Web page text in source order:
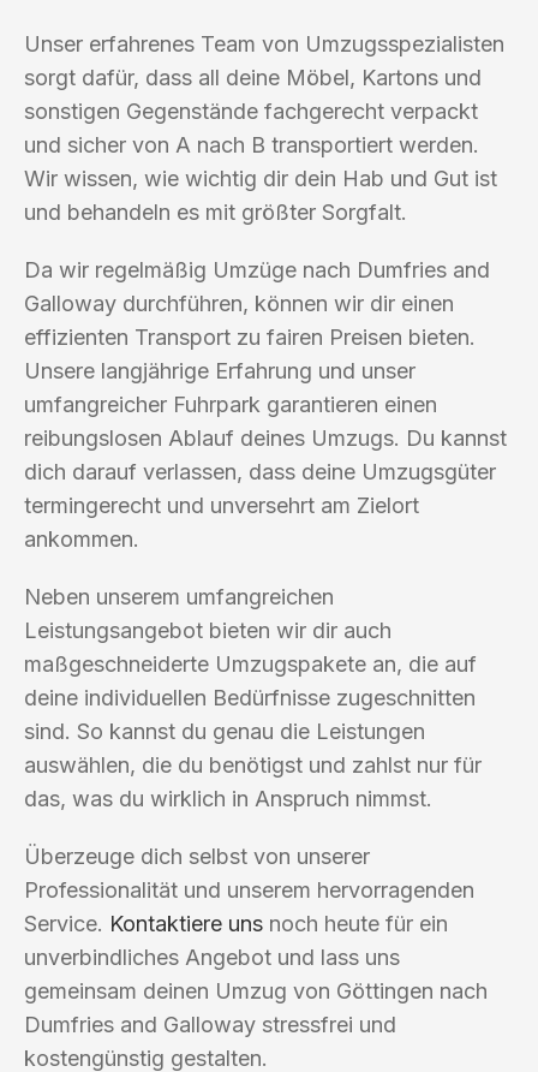
Unser erfahrenes Team von Umzugsspezialisten
sorgt dafür, dass all deine Möbel, Kartons und
sonstigen Gegenstände fachgerecht verpackt
und sicher von A nach B transportiert werden.
Wir wissen, wie wichtig dir dein Hab und Gut ist
und behandeln es mit größter Sorgfalt.
Da wir regelmäßig Umzüge nach Dumfries and
Galloway durchführen, können wir dir einen
effizienten Transport zu fairen Preisen bieten.
Unsere langjährige Erfahrung und unser
umfangreicher Fuhrpark garantieren einen
reibungslosen Ablauf deines Umzugs. Du kannst
dich darauf verlassen, dass deine Umzugsgüter
termingerecht und unversehrt am Zielort
ankommen.
Neben unserem umfangreichen
Leistungsangebot bieten wir dir auch
maßgeschneiderte Umzugspakete an, die auf
deine individuellen Bedürfnisse zugeschnitten
sind. So kannst du genau die Leistungen
auswählen, die du benötigst und zahlst nur für
das, was du wirklich in Anspruch nimmst.
Überzeuge dich selbst von unserer
Professionalität und unserem hervorragenden
Service. Kontaktiere uns noch heute für ein
unverbindliches Angebot und lass uns
gemeinsam deinen Umzug von Göttingen nach
Dumfries and Galloway stressfrei und
kostengünstig gestalten.